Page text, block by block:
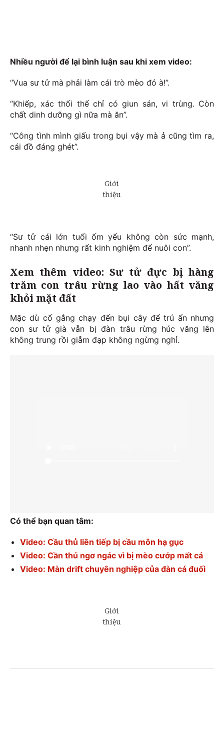
Nhiều người để lại bình luận sau khi xem video:
“Vua sư tử mà phải làm cái trò mèo đó à!”.
“Khiếp, xác thối thế chỉ có giun sán, vi trùng. Còn
chất dinh dưỡng gì nữa mà ăn”.
“Công tình mình giấu trong bụi vậy mà ả cũng tìm ra,
cái đồ đáng ghét”.
“Sư tử cái lớn tuổi ốm yếu không còn sức mạnh,
nhanh nhẹn nhưng rất kinh nghiệm để nuôi con”.
Xem thêm video: Sư tử đực bị hàng
trăm con trâu rừng lao vào hất văng
khỏi mặt đất
Mặc dù cố gắng chạy đến bụi cây để trú ẩn nhưng
con sư tử già vẫn bị đàn trâu rừng húc văng lên
không trung rồi giẫm đạp không ngừng nghỉ.
Có thể bạn quan tâm:
Video: Cầu thủ liên tiếp bị cầu môn hạ gục
Video: Cần thủ ngơ ngác vì bị mèo cướp mất cá
Video: Màn drift chuyên nghiệp của đàn cá đuối